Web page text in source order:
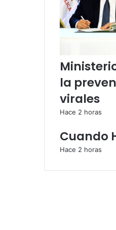
la
virales
Hace 2 horas
Cuando
Hace 2 horas